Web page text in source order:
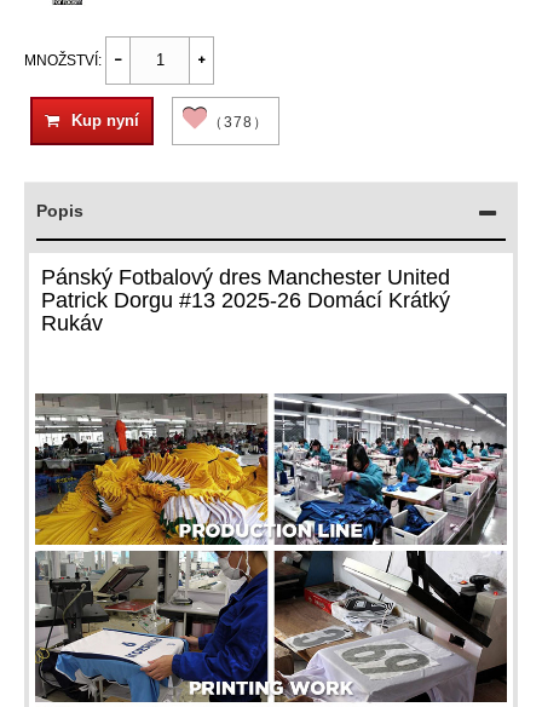
MNOŽSTVÍ:
Kup nyní （378）
Popis
Pánský Fotbalový dres Manchester United
Patrick Dorgu #13 2025-26 Domácí Krátký
Rukáv